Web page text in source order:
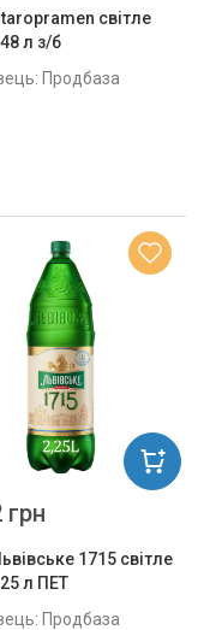
світле
л з/б
Продбаза
1715 світле
л ПЕТ
Продбаза
грн